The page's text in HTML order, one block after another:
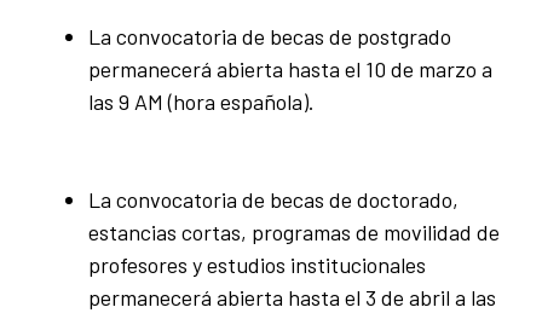
La convocatoria de becas de postgrado
permanecerá abierta hasta el 10 de marzo a
las 9 AM (hora española).
La convocatoria de becas de doctorado,
estancias cortas, programas de movilidad de
profesores y estudios institucionales
permanecerá abierta hasta el 3 de abril a las